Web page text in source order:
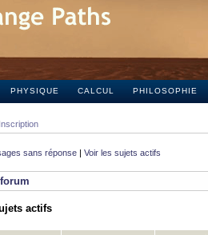
PHYSIQUE CALCUL PHILOSOPHIE
Inscription
sans réponse | Voir les sujets actifs
actifs